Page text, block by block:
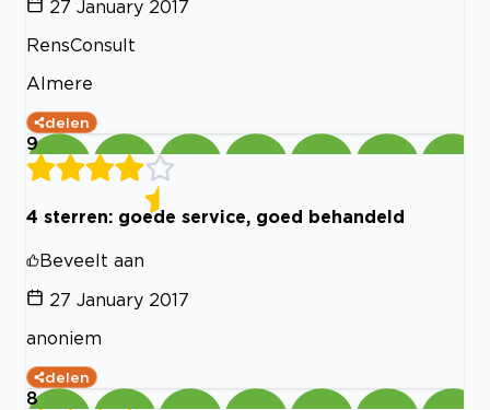
27 January 2017
RensConsult
Almere
delen
9
4 sterren: goede service, goed behandeld
Beveelt aan
27 January 2017
anoniem
delen
8